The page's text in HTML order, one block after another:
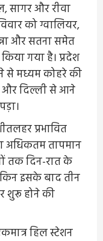
सागर और रीवा
को ग्वालियर,
और सतना समेत
गया है। प्रदेश
मध्यम कोहरे की
और दिल्ली से आने
प्रभावित
अधिकतम तापमान
तक दिन-रात के
इसके बाद तीन
शुरू होने की
हिल स्टेशन